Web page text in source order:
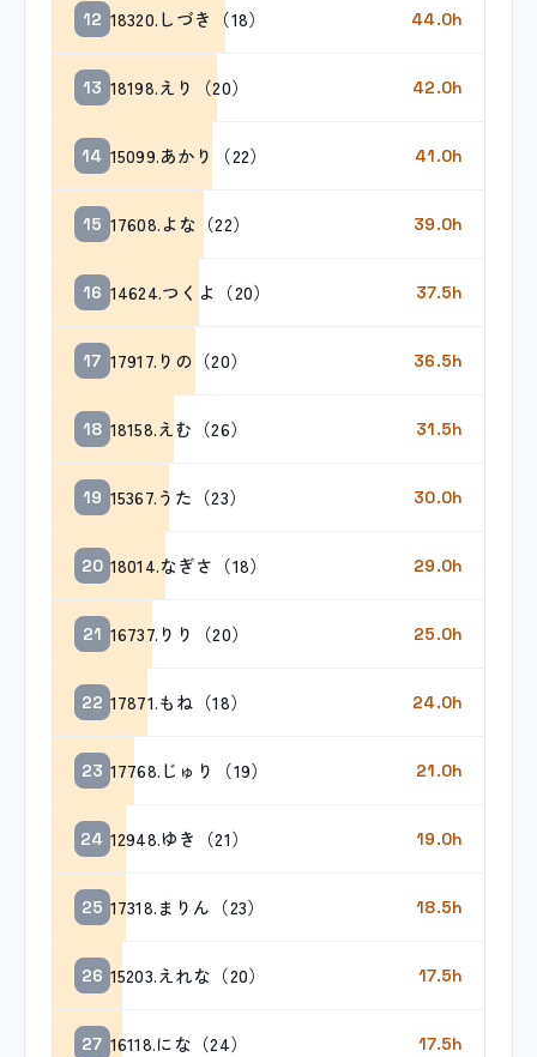
12 18320.しづき（18） 44.0h
13 18198.えり（20） 42.0h
14 15099.あかり（22） 41.0h
15 17608.よな（22） 39.0h
16 14624.つくよ（20） 37.5h
17 17917.りの（20） 36.5h
18 18158.えむ（26） 31.5h
19 15367.うた（23） 30.0h
20 18014.なぎさ（18） 29.0h
21 16737.りり（20） 25.0h
22 17871.もね（18） 24.0h
23 17768.じゅり（19） 21.0h
24 12948.ゆき（21） 19.0h
25 17318.まりん（23） 18.5h
26 15203.えれな（20） 17.5h
27 16118.にな（24） 17.5h